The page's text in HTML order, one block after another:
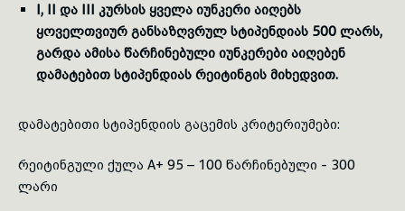
I, II და III კურსის ყველა იუნკერი აიღებს
ყოველთვიურ განსაზღვრულ სტიპენდიას 500 ლარს,
გარდა ამისა წარჩინებული იუნკერები აიღებენ
დამატებით სტიპენდიას რეიტინგის მიხედვით.
დამატებითი სტიპენდიის გაცემის კრიტერიუმები:
რეიტინგული ქულა A+ 95 – 100 წარჩინებული - 300
ლარი